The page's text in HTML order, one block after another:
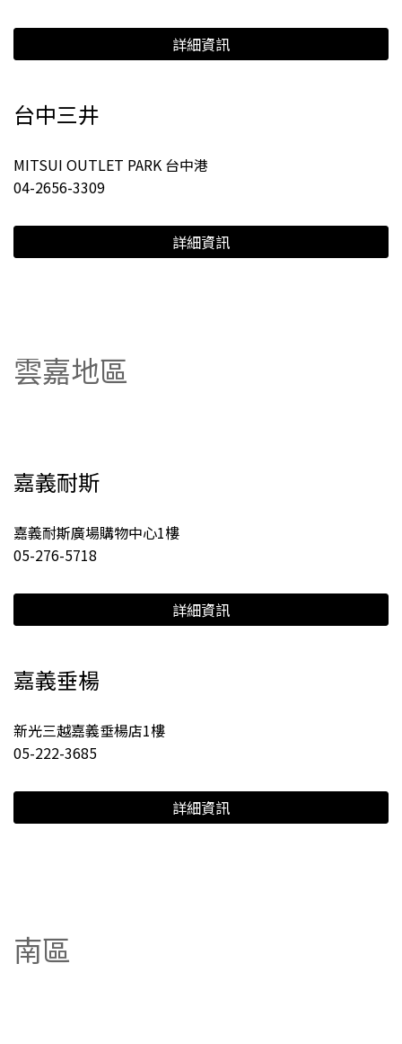
詳細資訊
台中三井
MITSUI OUTLET PARK 台中港
04-2656-3309
詳細資訊
雲嘉地區
嘉義耐斯
嘉義耐斯廣場購物中心1樓
05-276-5718
詳細資訊
嘉義垂楊
新光三越嘉義垂楊店1樓
05-222-3685
詳細資訊
南區